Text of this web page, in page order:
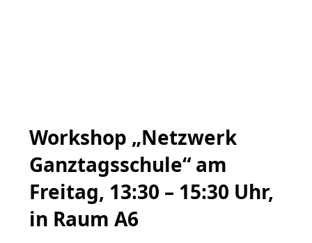
Workshop „Netzwerk
Ganztagsschule“ am
Freitag, 13:30 – 15:30 Uhr,
in Raum A6